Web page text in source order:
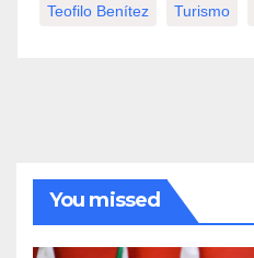
Teofilo Benítez Turismo
You missed